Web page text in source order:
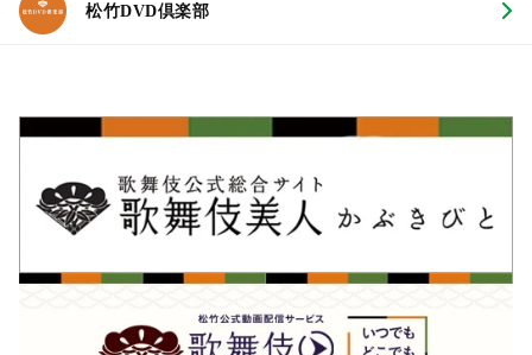
松竹DVD倶楽部